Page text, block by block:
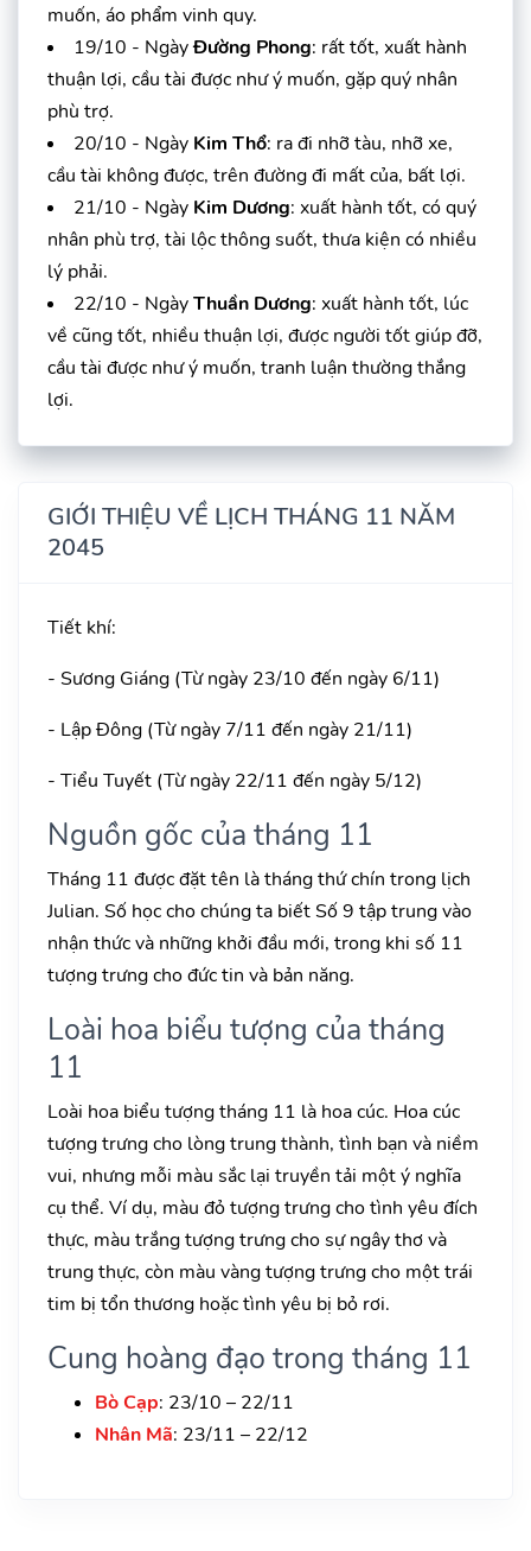
muốn, áo phẩm vinh quy.
19/10 - NgàyĐường Phong: rất tốt, xuất hành
thuận lợi, cầu tài được như ý muốn, gặp quý nhân
phù trợ.
20/10 - Ngày Kim Thổ: ra đi nhỡ tàu, nhỡ xe,
cầu tài không được, trên đường đi mất của, bất lợi.
21/10 - Ngày Kim Dương: xuất hành tốt, có quý
nhân phù trợ, tài lộc thông suốt, thưa kiện có nhiều
lý phải.
22/10 - NgàyThuần Dương: xuất hành tốt, lúc
về cũng tốt, nhiều thuận lợi, được người tốt giúp đỡ,
cầu tài được như ý muốn, tranh luận thường thắng
lợi.
GIỚI THIỆU VỀ LỊCH THÁNG 11 NĂM
2045
Tiết khí:
- Sương Giáng (Từ ngày 23/10 đến ngày 6/11)
- Lập Đông (Từ ngày 7/11 đến ngày 21/11)
- Tiểu Tuyết (Từ ngày 22/11 đến ngày 5/12)
Nguồn gốc của tháng 11
Tháng 11 được đặt tên là tháng thứ chín trong lịch
Julian. Số học cho chúng ta biết Số 9 tập trung vào
nhận thức và những khởi đầu mới, trong khi số 11
tượng trưng cho đức tin và bản năng.
Loài hoa biểu tượng của tháng
11
Loài hoa biểu tượng tháng 11 là hoa cúc. Hoa cúc
tượng trưng cho lòng trung thành, tình bạn và niềm
vui, nhưng mỗi màu sắc lại truyền tải một ý nghĩa
cụ thể. Ví dụ, màu đỏ tượng trưng cho tình yêu đích
thực, màu trắng tượng trưng cho sự ngây thơ và
trung thực, còn màu vàng tượng trưng cho một trái
tim bị tổn thương hoặc tình yêu bị bỏ rơi.
Cung hoàng đạo trong tháng 11
Bò Cạp: 23/10 – 22/11
Nhân Mã: 23/11 – 22/12